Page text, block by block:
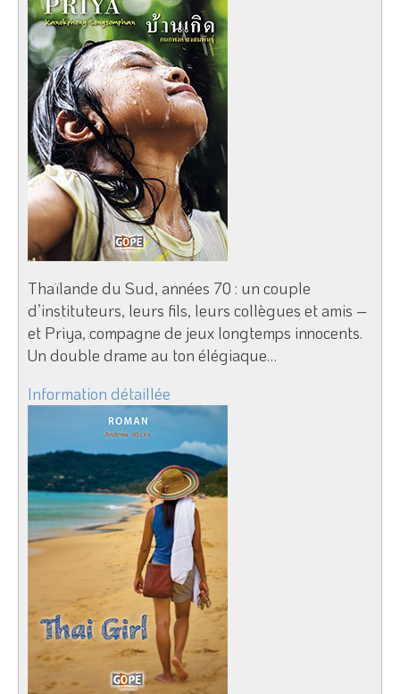
Thaïlande du Sud, années 70 : un couple
d’instituteurs, leurs fils, leurs collègues et amis –
et Priya, compagne de jeux longtemps innocents.
Un double drame au ton élégiaque…
Information détaillée